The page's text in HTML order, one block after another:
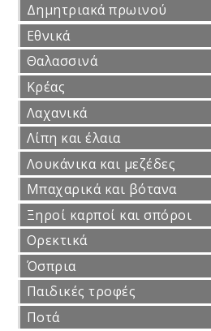
Δημητριακά πρωινού
Εθνικά
Θαλασσινά
Κρέας
Λαχανικά
Λίπη και έλαια
Λουκάνικα και μεζέδες
Μπαχαρικά και βότανα
Ξηροί καρποί και σπόροι
Ορεκτικά
Όσπρια
Παιδικές τροφές
Ποτά